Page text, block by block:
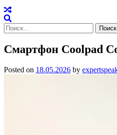
Найти:
Смартфон Coolpad
Posted on 18.05.2026 by